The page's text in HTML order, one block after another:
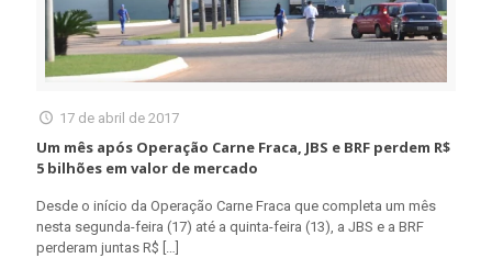
17 de abril de 2017
Um mês após Operação Carne Fraca, JBS e BRF perdem R$
5 bilhões em valor de mercado
Desde o início da Operação Carne Fraca que completa um mês
nesta segunda-feira (17) até a quinta-feira (13), a JBS e a BRF
perderam juntas R$ […]